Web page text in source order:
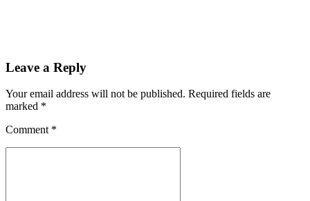
Leave a Reply
Your email address will not be published. Required fields are
marked *
Comment *